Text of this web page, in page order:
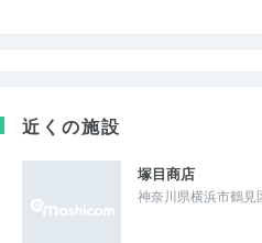
近くの施設
塚目商店
神奈川県横浜市鶴見